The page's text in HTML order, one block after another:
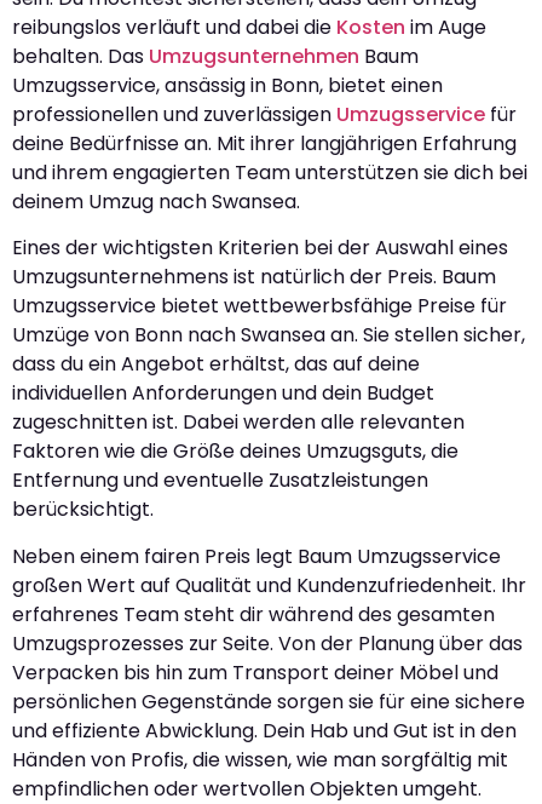
reibungslos verläuft und dabei die Kosten im Auge
behalten. Das Umzugsunternehmen Baum
Umzugsservice, ansässig in Bonn, bietet einen
professionellen und zuverlässigen Umzugsservice für
deine Bedürfnisse an. Mit ihrer langjährigen Erfahrung
und ihrem engagierten Team unterstützen sie dich bei
deinem Umzug nach Swansea.
Eines der wichtigsten Kriterien bei der Auswahl eines
Umzugsunternehmens ist natürlich der Preis. Baum
Umzugsservice bietet wettbewerbsfähige Preise für
Umzüge von Bonn nach Swansea an. Sie stellen sicher,
dass du ein Angebot erhältst, das auf deine
individuellen Anforderungen und dein Budget
zugeschnitten ist. Dabei werden alle relevanten
Faktoren wie die Größe deines Umzugsguts, die
Entfernung und eventuelle Zusatzleistungen
berücksichtigt.
Neben einem fairen Preis legt Baum Umzugsservice
großen Wert auf Qualität und Kundenzufriedenheit. Ihr
erfahrenes Team steht dir während des gesamten
Umzugsprozesses zur Seite. Von der Planung über das
Verpacken bis hin zum Transport deiner Möbel und
persönlichen Gegenstände sorgen sie für eine sichere
und effiziente Abwicklung. Dein Hab und Gut ist in den
Händen von Profis, die wissen, wie man sorgfältig mit
empfindlichen oder wertvollen Objekten umgeht.